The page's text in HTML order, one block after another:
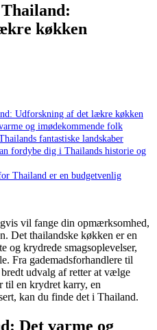
Thailand:
køkken
Udforskning af det lækre køkken
og imødekommende folk
fantastiske landskaber
fordybe dig i Thailands historie og
Thailand er en budgetvenlig
vil fange din opmærksomhed,
Det thailandske køkken er en
og krydrede smagsoplevelser,
Fra gademadsforhandlere til
udvalg af retter at vælge
til en krydret karry, en
kan du finde det i Thailand.
Det varme og